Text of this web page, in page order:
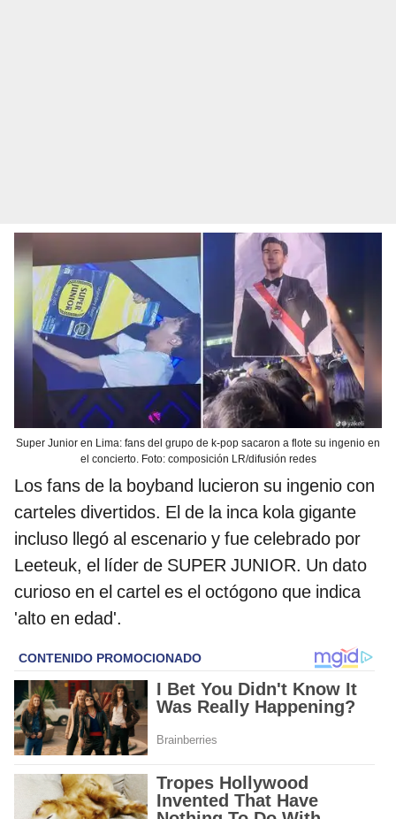
Super Junior en Lima: fans del grupo de k-pop sacaron a flote su ingenio en
el concierto. Foto: composición LR/difusión redes
Los fans de la boyband lucieron su ingenio con
carteles divertidos. El de la inca kola gigante
incluso llegó al escenario y fue celebrado por
Leeteuk, el líder de SUPER JUNIOR. Un dato
curioso en el cartel es el octógono que indica
'alto en edad'.